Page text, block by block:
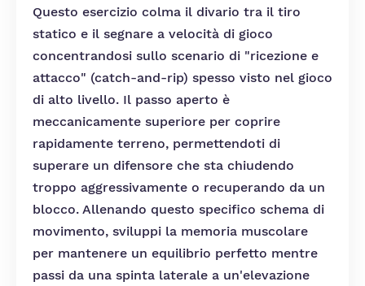
Questo esercizio colma il divario tra il tiro
statico e il segnare a velocità di gioco
concentrandosi sullo scenario di "ricezione e
attacco" (catch-and-rip) spesso visto nel gioco
di alto livello. Il passo aperto è
meccanicamente superiore per coprire
rapidamente terreno, permettendoti di
superare un difensore che sta chiudendo
troppo aggressivamente o recuperando da un
blocco. Allenando questo specifico schema di
movimento, sviluppi la memoria muscolare
per mantenere un equilibrio perfetto mentre
passi da una spinta laterale a un'elevazione